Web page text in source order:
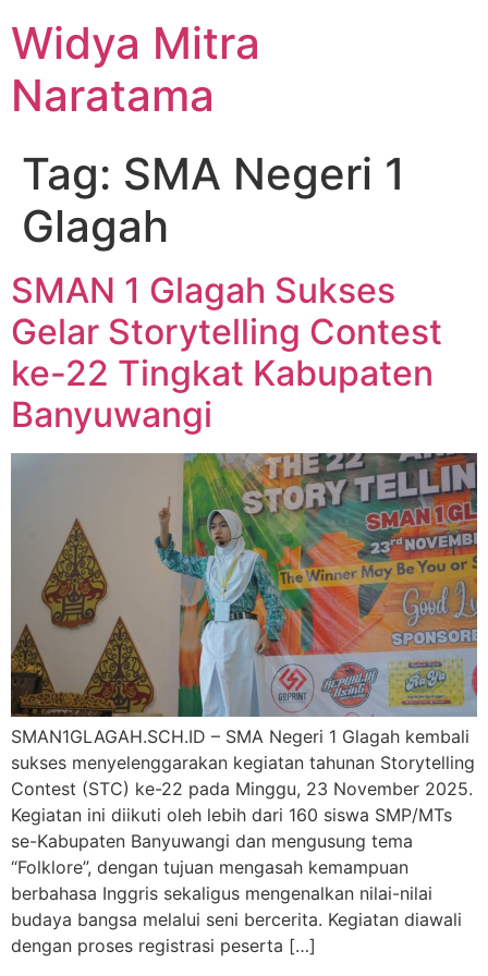
Widya Mitra
Naratama
Tag: SMA Negeri 1
Glagah
SMAN 1 Glagah Sukses
Gelar Storytelling Contest
ke-22 Tingkat Kabupaten
Banyuwangi
SMAN1GLAGAH.SCH.ID – SMA Negeri 1 Glagah kembali
sukses menyelenggarakan kegiatan tahunan Storytelling
Contest (STC) ke-22 pada Minggu, 23 November 2025.
Kegiatan ini diikuti oleh lebih dari 160 siswa SMP/MTs
se-Kabupaten Banyuwangi dan mengusung tema
“Folklore”, dengan tujuan mengasah kemampuan
berbahasa Inggris sekaligus mengenalkan nilai-nilai
budaya bangsa melalui seni bercerita. Kegiatan diawali
dengan proses registrasi peserta […]